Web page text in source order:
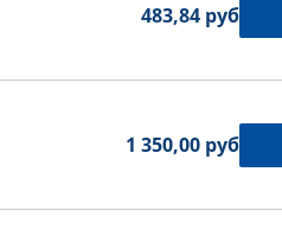
483,84 руб.
1 350,00 руб.